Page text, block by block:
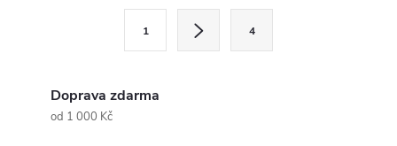
1 4
Doprava zdarma
od 1 000 Kč